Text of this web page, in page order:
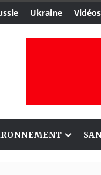
Ukraine Vidéos